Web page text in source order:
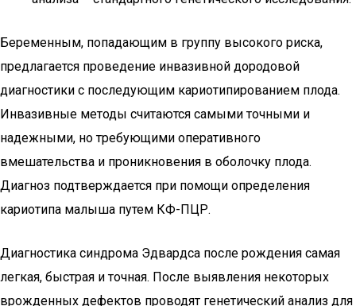
Беременным, попадающим в группу высокого риска,
предлагается проведение инвазивной дородовой
диагностики с последующим кариотипированием плода.
Инвазивные методы считаются самыми точными и
надежными, но требующими оперативного
вмешательства и проникновения в оболочку плода.
Диагноз подтверждается при помощи определения
кариотипа малыша путем КФ-ПЦР.
Диагностика синдрома Эдвардса после рождения самая
легкая, быстрая и точная. После выявления некоторых
врожденных дефектов проводят генетический анализ для